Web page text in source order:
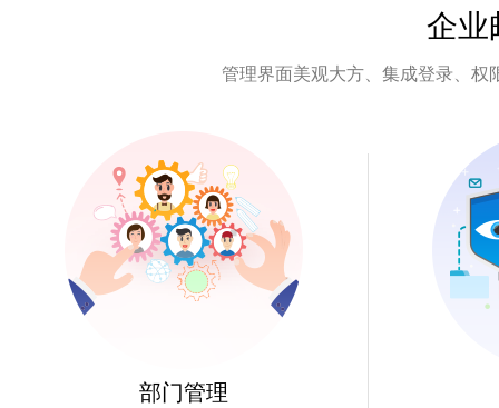
企业
管理界面美观大方、集成登录、
部门管理